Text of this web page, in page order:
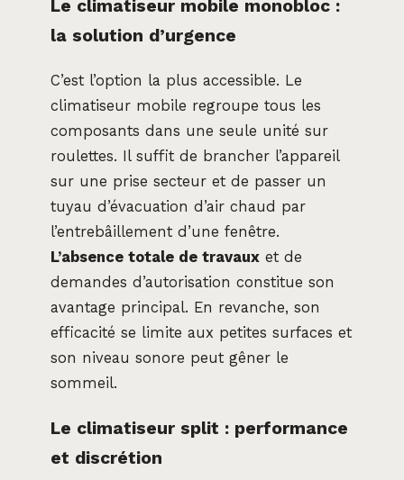
Le climatiseur mobile monobloc :
la solution d’urgence
C’est l’option la plus accessible. Le
climatiseur mobile regroupe tous les
composants dans une seule unité sur
roulettes. Il suffit de brancher l’appareil
sur une prise secteur et de passer un
tuyau d’évacuation d’air chaud par
l’entrebâillement d’une fenêtre.
L’absence totale de travaux et de
demandes d’autorisation constitue son
avantage principal. En revanche, son
efficacité se limite aux petites surfaces et
son niveau sonore peut gêner le
sommeil.
Le climatiseur split : performance
et discrétion